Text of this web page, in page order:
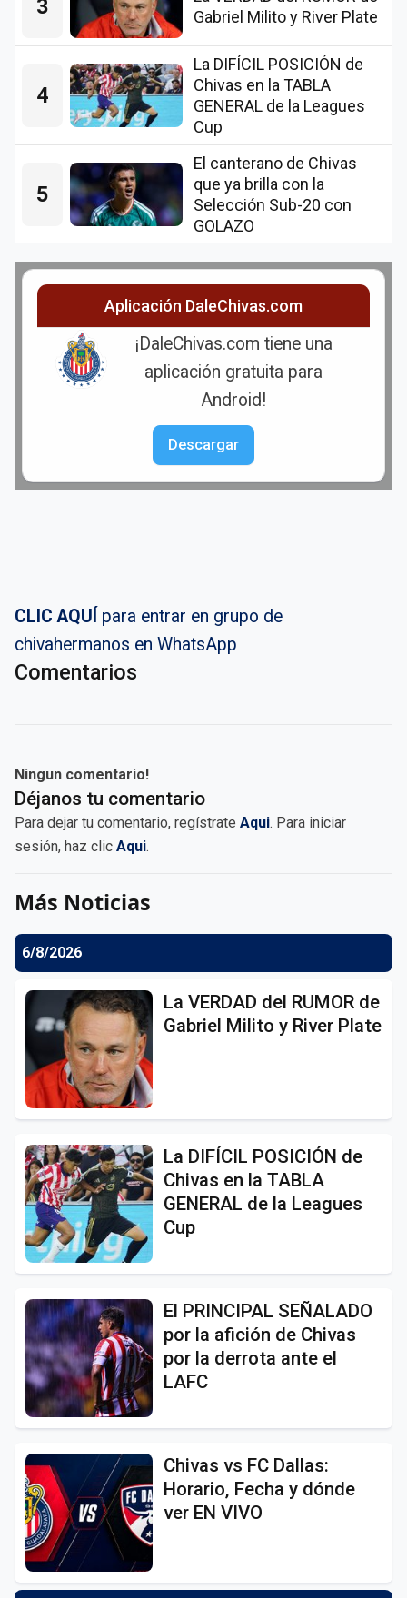
3
Gabriel Milito y River Plate
4
La DIFÍCIL POSICIÓN de
Chivas en la TABLA
GENERAL de la Leagues
Cup
5
El canterano de Chivas
que ya brilla con la
Selección Sub-20 con
GOLAZO
Aplicación DaleChivas.com
¡DaleChivas.com tiene una
aplicación gratuita para
Android!
Descargar
CLIC AQUÍ para entrar en grupo de
chivahermanos en WhatsApp
Comentarios
Ningun comentario!
Déjanos tu comentario
Para dejar tu comentario, regístrate Aqui. Para iniciar
sesión, haz clic Aqui.
Más Noticias
6/8/2026
La VERDAD del RUMOR de
Gabriel Milito y River Plate
La DIFÍCIL POSICIÓN de
Chivas en la TABLA
GENERAL de la Leagues
Cup
El PRINCIPAL SEÑALADO
por la afición de Chivas
por la derrota ante el
LAFC
Chivas vs FC Dallas:
Horario, Fecha y dónde
ver EN VIVO